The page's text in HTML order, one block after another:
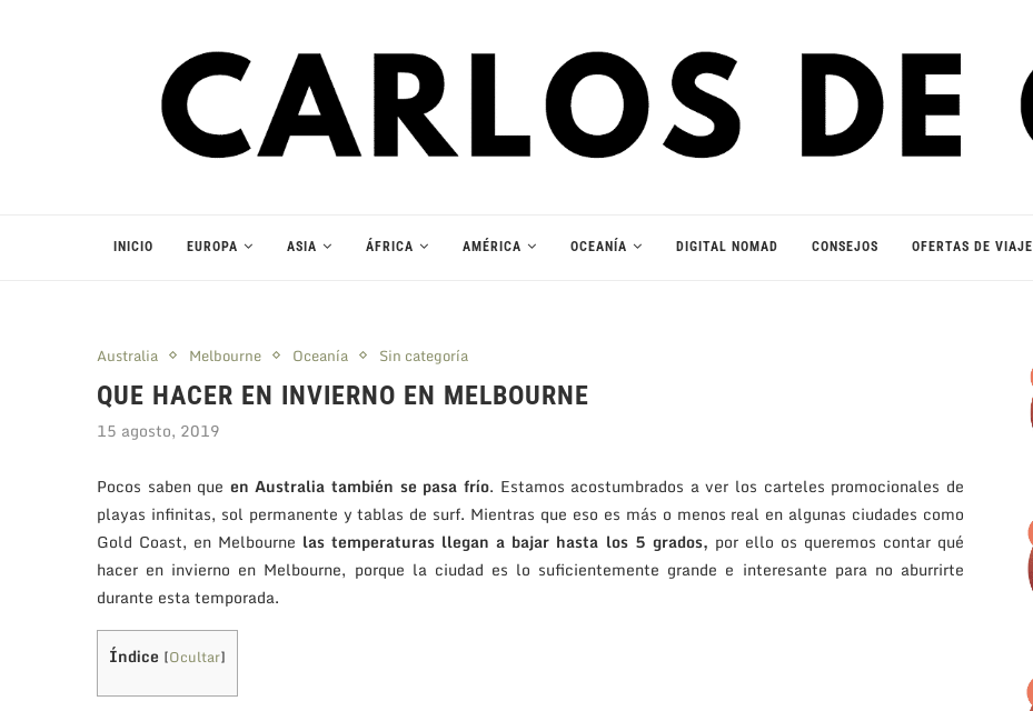
INICIO EUROPA ASIA ÁFRICA AMÉRICA OCEANÍA DIGITAL NOMAD CONSEJOS OFERTAS DE VIAJE
Australia Melbourne Oceanía Sin categoría
QUE HACER EN INVIERNO EN MELBOURNE
15 agosto, 2019
Pocos saben que en Australia también se pasa frío. Estamos acostumbrados a ver los carteles promocionales de
playas infinitas, sol permanente y tablas de surf. Mientras que eso es más o menos real en algunas ciudades como
Gold Coast, en Melbourne las temperaturas llegan a bajar hasta los 5 grados, por ello os queremos contar qué
hacer en invierno en Melbourne, porque la ciudad es lo suficientemente grande e interesante para no aburrirte
durante esta temporada.
Índice [Ocultar]